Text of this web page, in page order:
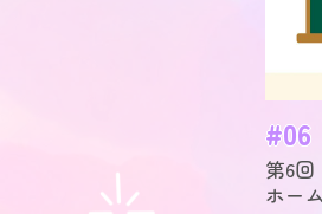
#06
第6
ホー